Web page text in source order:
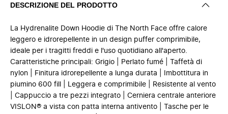
DESCRIZIONE DEL PRODOTTO
La Hydrenalite Down Hoodie di The North Face offre calore
leggero e idrorepellente in un design puffer comprimibile,
ideale per i tragitti freddi e l'uso quotidiano all'aperto.
Caratteristiche principali: Grigio | Perlato fumé | Taffetà di
nylon | Finitura idrorepellente a lunga durata | Imbottitura in
piumino 600 fill | Leggera e comprimibile | Resistente al vento
| Cappuccio a tre pezzi integrato | Cerniera centrale anteriore
VISLON® a vista con patta interna antivento | Tasche per le